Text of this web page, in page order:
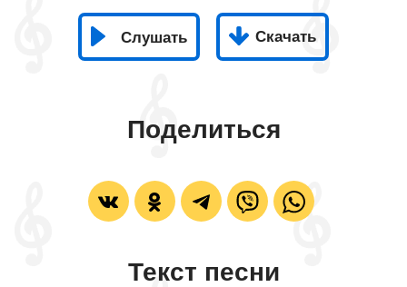
Слушать Скачать
Поделиться
Текст песни